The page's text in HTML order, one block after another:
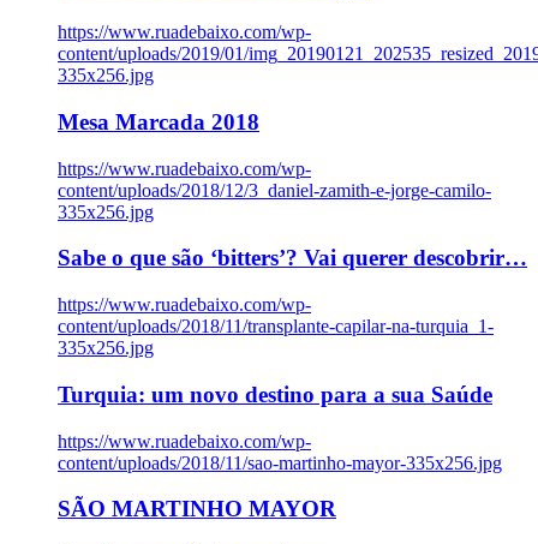
https://www.ruadebaixo.com/wp-
content/uploads/2019/01/
335x256.jpg
Mesa Marcada 2018
https://www.ruadebaixo.com/wp-
content/uploads/2018/12/3_daniel-zamith-e-jorge-camilo-
335x256.jpg
Sabe o que são ‘bitters’? Vai querer descobrir…
https://www.ruadebaixo.com/wp-
content/uploads/2018/11/transplante-capilar-na-turquia_1-
335x256.jpg
Turquia: um novo destino para a sua Saúde
https://www.ruadebaixo.com/wp-
content/uploads/2018/11/sao-martinho-mayor-335x256.jpg
SÃO MARTINHO MAYOR